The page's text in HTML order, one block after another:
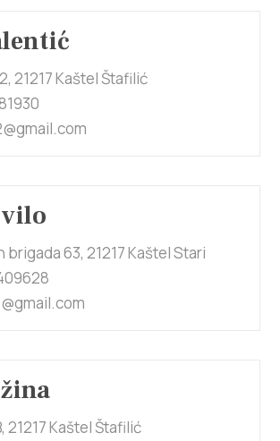
21217 Kaštel Štafilić
brigada 63, 21217 Kaštel Stari
21217 Kaštel Štafilić